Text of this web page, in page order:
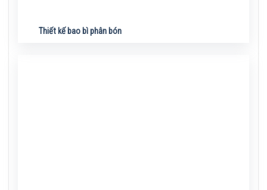
Thiết kế bao bì phân bón